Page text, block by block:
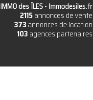
IMMO des ÎLES - Immodesiles.fr
2115annonces de vente
373annonces de location
103agences partenaires